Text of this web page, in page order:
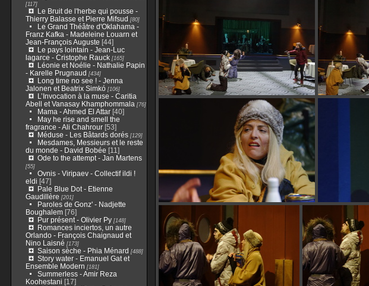
[117]
Le Bruit de l'herbe qui pousse -
Thierry Balasse et Pierre Mifsud [80]
Le Grand Théâtre d'Oklahama -
Franz Kafka - Madeleine Louarn et
Jean-François Auguste [44]
Le pays lointain - Jean-Luc
lagarce - Cristophe Rauck[165]
Léonie et Noélie - Nathalie Papin
- Karelle Prugnaud [434]
Long time no see ! - Jenna
Jalonen et Beatrix Simkó[106]
L’Invocation à la muse - Caritia
Abell et Vanasay Khamphommala [76]
Mama - Ahmed El Attar[40]
May he rise and smell the
fragrance - Ali Chahrour[53]
Méduse - Les Bâtards dorés[129]
Mesdames, Messieurs et le reste
du monde - David Bobée [11]
Ode to the attempt - Jan Martens
[55]
Ovnis - Viripaev - Collectif ildi !
eldi [47]
Pale Blue Dot - Etienne
Gaudillère [201]
Paroles de Gonz' - Nadjette
Boughalem[76]
Pur présent - Olivier Py[148]
Romances inciertos, un autre
Orlando - François Chaignaud et
Nino Laisné [173]
Saison sèche - Phia Ménard [488]
Story water - Emanuel Gat et
Ensemble Modern [181]
Summerless - Amir Reza
Koohestani [17]